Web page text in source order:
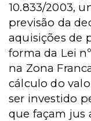
10.833/2003,
previsão da
aquisições de
forma da Lei
na Zona
cálculo do
ser investido
que façam jus